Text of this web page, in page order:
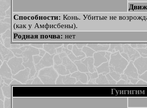
Способности: Конь. Убитые не
(как у Амфисбены).
Родная почва: нет
Гуигнгнм